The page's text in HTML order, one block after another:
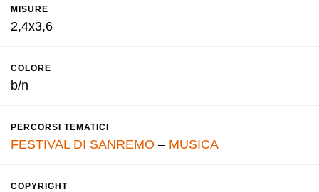
MISURE
2,4x3,6
COLORE
b/n
PERCORSI TEMATICI
FESTIVAL DI SANREMO – MUSICA
COPYRIGHT